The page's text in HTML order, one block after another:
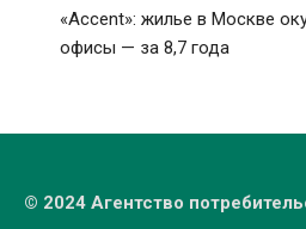
«Accent»: жилье в Москве
офисы — за 8,7 года
© 2024 Агентство